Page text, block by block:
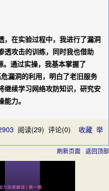
，在实验过程中，我进行了漏洞
透攻击的训练，同时我也借助
通过实操，我基本掌握了
漏洞的利用，明白了老旧服务
继续学习网络攻防知识，研究安
力。
阅读(29) 评论(0) 收藏 举
刷新页面 返回顶部